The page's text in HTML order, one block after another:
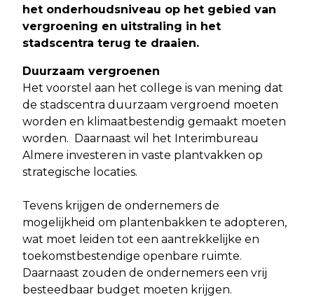
het onderhoudsniveau op het gebied van
vergroening en uitstraling in het
stadscentra terug te draaien.
Duurzaam vergroenen
Het voorstel aan het college is van mening dat
de stadscentra duurzaam vergroend moeten
worden en klimaatbestendig gemaakt moeten
worden. Daarnaast wil het Interimbureau
Almere investeren in vaste plantvakken op
strategische locaties.
Tevens krijgen de ondernemers de
mogelijkheid om plantenbakken te adopteren,
wat moet leiden tot een aantrekkelijke en
toekomstbestendige openbare ruimte.
Daarnaast zouden de ondernemers een vrij
besteedbaar budget moeten krijgen.